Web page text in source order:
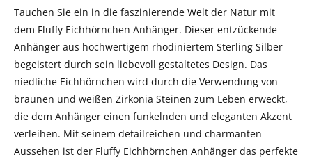
Tauchen Sie ein in die faszinierende Welt der Natur mit
dem Fluffy Eichhörnchen Anhänger. Dieser entzückende
Anhänger aus hochwertigem rhodiniertem Sterling Silber
begeistert durch sein liebevoll gestaltetes Design. Das
niedliche Eichhörnchen wird durch die Verwendung von
braunen und weißen Zirkonia Steinen zum Leben erweckt,
die dem Anhänger einen funkelnden und eleganten Akzent
verleihen. Mit seinem detailreichen und charmanten
Aussehen ist der Fluffy Eichhörnchen Anhänger das perfekte